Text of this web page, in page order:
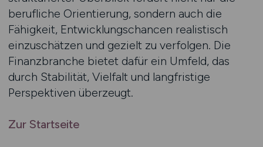
berufliche Orientierung, sondern auch die
Fähigkeit, Entwicklungschancen realistisch
einzuschätzen und gezielt zu verfolgen. Die
Finanzbranche bietet dafür ein Umfeld, das
durch Stabilität, Vielfalt und langfristige
Perspektiven überzeugt.
Zur Startseite